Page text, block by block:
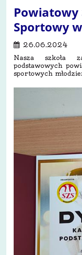
Powiatowy
Sportowy
26.06.2024
Nasza szkoła
podstawowych
sportowych